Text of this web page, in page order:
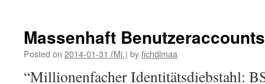
Massenhaft
Posted on 2014-01-31 (Mi.) byfichdlmaa
“Millionenfacher Identitätsdiebstahl: